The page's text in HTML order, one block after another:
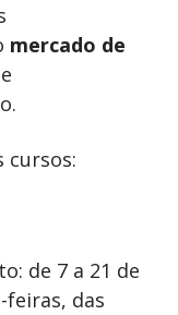
mercado de
cursos:
de 7 a 21 de
feiras, das